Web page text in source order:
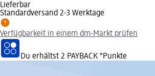
Lieferbar
Standardversand 2-3 Werktage
Verfügbarkeit in einem dm-Markt prüfen
Du erhältst 2 PAYBACK °Punkte